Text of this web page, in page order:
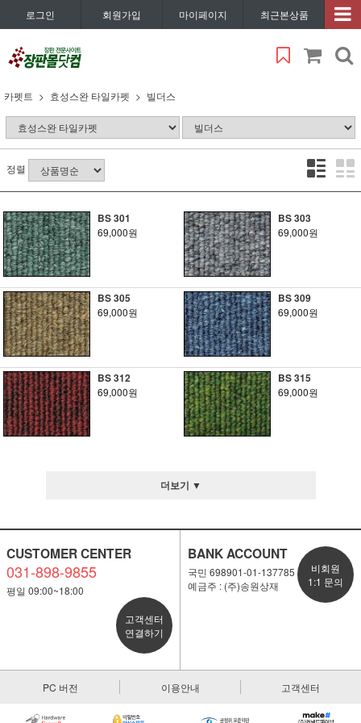
로그인 회원가입 마이페이지 최근본상품
카펫트 효성스완 타일카펫 빌더스
정렬
BS 301
69,000원
BS 303
69,000원
BS 305
69,000원
BS 309
69,000원
BS 312
69,000원
BS 315
69,000원
더보기 ▼
CUSTOMER CENTER
031-898-9855
평일 09:00~18:00
고객센터
연결하기
BANK ACCOUNT
국민 698901-01-137785
예금주 : (주)송원상재
비회원
1:1 문의
PC 버전 이용안내 고객센터